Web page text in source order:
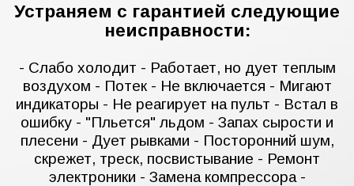
Устраняем с гарантией следующие
неисправности:
- Слабо холодит - Работает, но дует теплым
воздухом - Потек - Не включается - Мигают
индикаторы - Не реагирует на пульт - Встал в
ошибку - "Пльется" льдом - Запах сырости и
плесени - Дует рывками - Посторонний шум,
скрежет, треск, посвистывание - Ремонт
электроники - Замена компрессора -